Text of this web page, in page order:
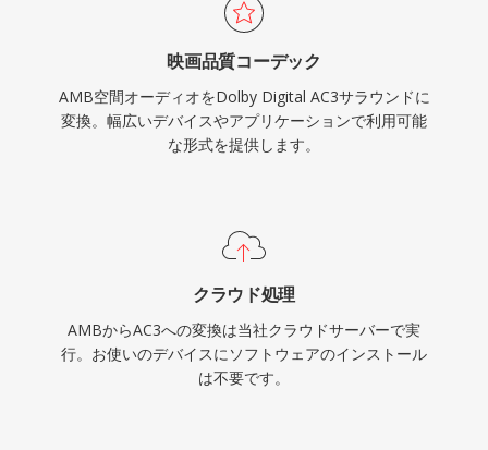
映画品質コーデック
AMB空間オーディオをDolby Digital AC3サラウンドに
変換。幅広いデバイスやアプリケーションで利用可能
な形式を提供します。
クラウド処理
AMBからAC3への変換は当社クラウドサーバーで実
行。お使いのデバイスにソフトウェアのインストール
は不要です。